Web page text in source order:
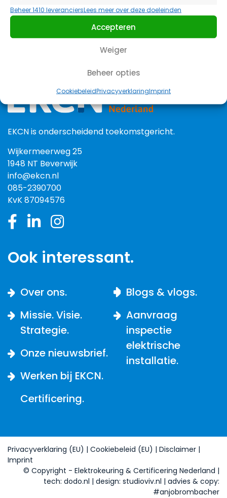
Beheer 1410 leveranciersLees meer over deze doeleinden
Accepteren
Weiger
Beheer opties
CookiebeleidPrivacyverklaringImprint
EKCN is onderscheidend toekomstgericht.
Wijkermeerweg 25
1948 NT Beverwijk
info@ekcn.nl
085-2390700
KvK 87094576
Ook interessant.
Over ons.
Missie. Visie.
Strategie.
Onze nieuwsbrief.
Werken bij EKCN.
Certificering.
Blogs & vlogs.
Aanvraag
inspectie
elektrische
installatie.
Privacyverklaring (EU) | Cookiebeleid (EU) | Disclaimer |
Imprint
© Copyright - Elektrokeuring & Certificering Nederland |
tech: dodo.nl | design: studioviv.nl | advies & copy:
#anjobrombacher